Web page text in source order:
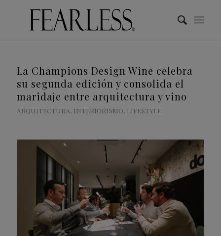
La Champions Design Wine celebra
su segunda edición y consolida el
maridaje entre arquitectura y vino
ARQUITECTURA, INTERIORISMO, LIFESTYLE